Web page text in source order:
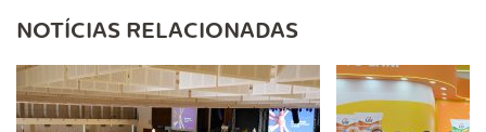
NOTÍCIAS RELACIONADAS